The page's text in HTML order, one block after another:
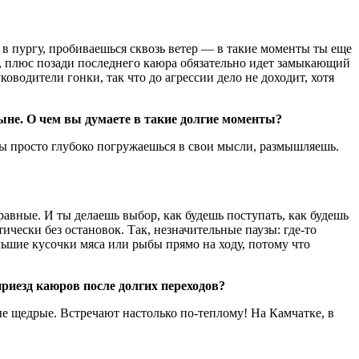
пургу, пробиваешься сквозь ветер — в такие моменты ты еще
позади последнего каюра обязательно идет замыкающий
гонки, так что до агрессии дело не доходит, хотя
О чем вы думаете в такие долгие моменты?
просто глубоко погружаешься в свои мысли, размышляешь.
И ты делаешь выбор, как будешь поступать, как будешь
без остановок. Так, незначительные паузы: где-то
кусочки мяса или рыбы прямо на ходу, потому что
каюров после долгих переходов?
щедрые. Встречают настолько по-теплому! На Камчатке, в